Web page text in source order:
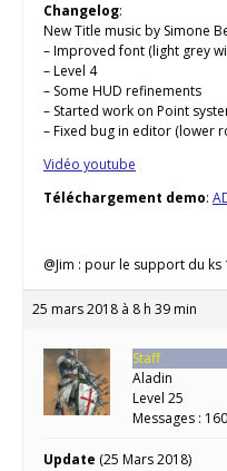
Changelog:
New Title music by Simone
– Improved font (light grey
– Level 4
– Some HUD refinements
– Started work on Point
– Fixed bug in editor (lower
Vidéo youtube
Téléchargement demo:
@Jim : pour le support du
25 mars 2018 à 8 h 39 min
Staff
Aladin
Level 25
Messages :
Update (25 Mars 2018)